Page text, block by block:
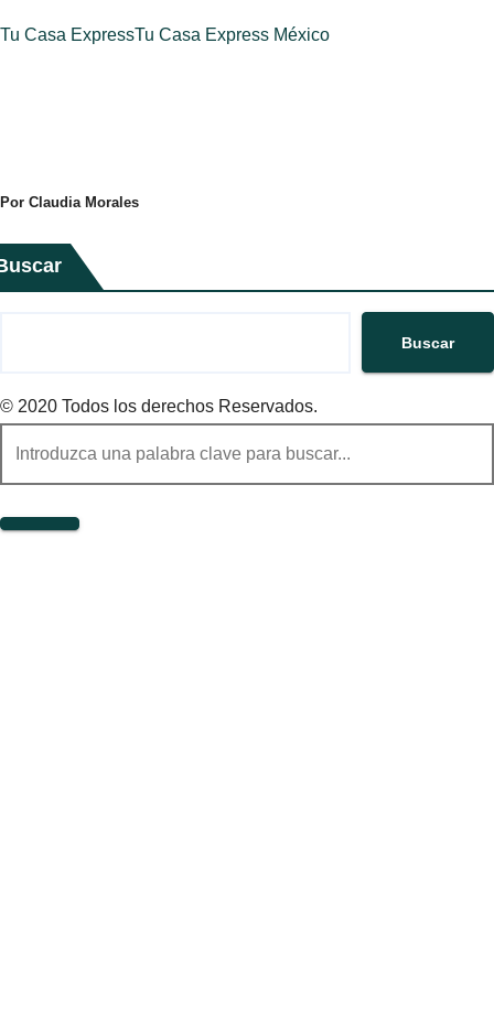
Tu Casa ExpressTu Casa Express México
Por Claudia Morales
Buscar
© 2020 Todos los derechos Reservados.